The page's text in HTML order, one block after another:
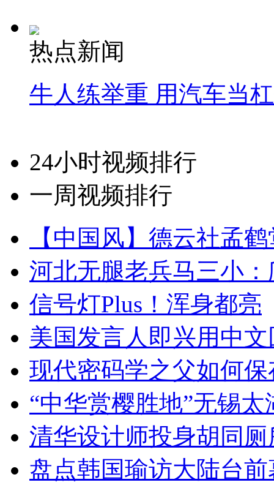
热点新闻
牛人练举重 用汽车当
24小时视频排行
一周视频排行
【中国风】德云社孟
河北无腿老兵马三小
信号灯Plus！浑身都亮
美国发言人即兴用中
现代密码学之父如何
“中华赏樱胜地”无锡
清华设计师投身胡同
盘点韩国瑜访大陆台